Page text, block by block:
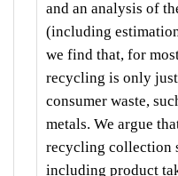
and an analysis of
(including
we find that, for
recycling is only
consumer waste,
metals. We argue
recycling collection
including product